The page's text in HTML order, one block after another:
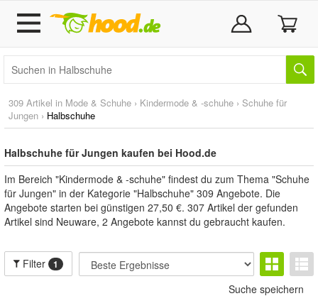
309 Artikel in Mode & Schuhe › Kindermode & -schuhe › Schuhe für
Jungen › Halbschuhe
Halbschuhe für Jungen kaufen bei Hood.de
Im Bereich "Kindermode & -schuhe" findest du zum Thema "Schuhe
für Jungen" in der Kategorie "Halbschuhe" 309 Angebote. Die
Angebote starten bei günstigen 27,50 €. 307 Artikel der gefunden
Artikel sind Neuware, 2 Angebote kannst du gebraucht kaufen.
Filter 1
Suche speichern